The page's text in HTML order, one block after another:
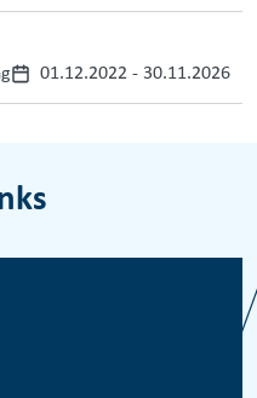
01.12.2022 - 30.11.2026